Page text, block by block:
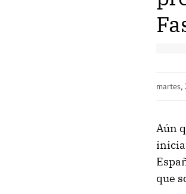
martes,
Aún
que